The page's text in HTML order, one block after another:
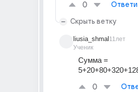
0
Скрыть ветку
liusia_shmal
Ученик
11лет
Сумма =
0